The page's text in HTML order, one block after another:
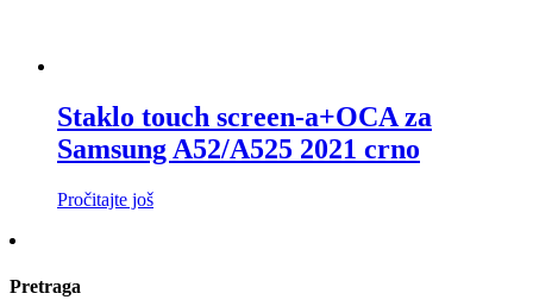
Staklo touch screen-a+OCA za
Samsung A52/A525 2021 crno
Pročitajte još
Pretraga